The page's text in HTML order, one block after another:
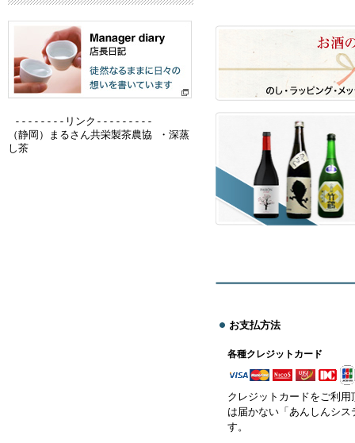
--------リンク---------
（静岡）
まるさん共栄製茶農協 ・深蒸
し茶
お支払方法
各種クレジットカード
クレジットカードをご利
は届かない「あんしんシ
す。